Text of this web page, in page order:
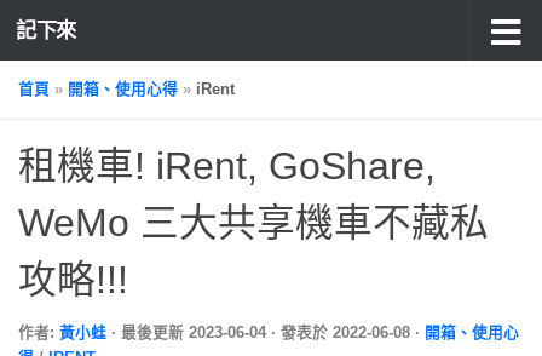
記下來
首頁 » 開箱、使用心得 » iRent
租機車! iRent, GoShare,
WeMo 三大共享機車不藏私
攻略!!!
作者: 黃小蛙 · 最後更新 2023-06-04 · 發表於 2022-06-08 · 開箱、使用心